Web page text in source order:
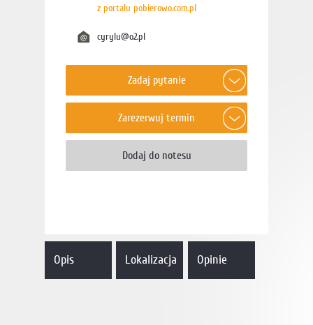
z portalu pobierowo.com.pl
cyrylu@o2.pl
Opis Lokalizacja Opinie